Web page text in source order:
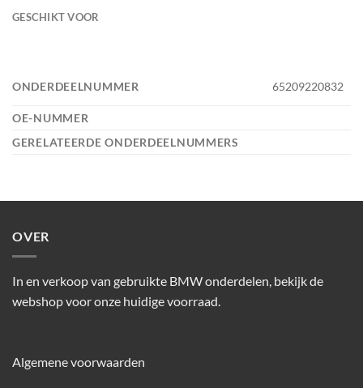
GESCHIKT VOOR
ONDERDEELNUMMER 65209220832
OE-NUMMER
GERELATEERDE ONDERDEELNUMMERS
OVER
In en verkoop van gebruikte BMW onderdelen, bekijk de
webshop voor onze huidige voorraad.
Algemene voorwaarden